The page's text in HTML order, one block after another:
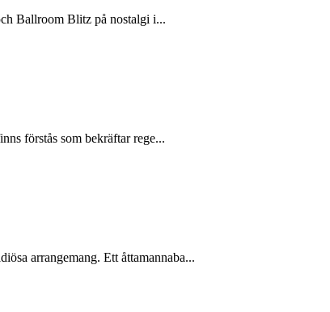
Ballroom Blitz på nostalgi i...
förstås som bekräftar rege...
arrangemang. Ett åttamannaba...